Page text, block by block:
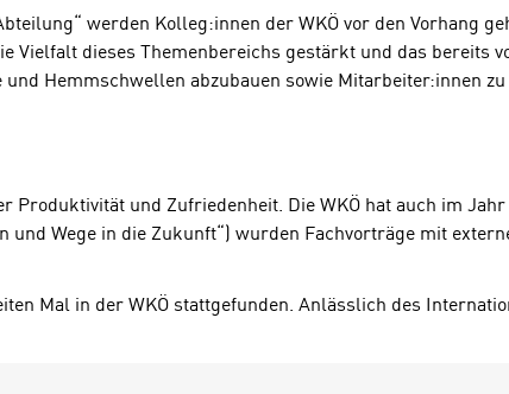
werden Kolleg:innen der WKÖ vor den Vorhang
dieses Themenbereichs gestärkt und das bereits
Hemmschwellen abzubauen sowie Mitarbeiter:innen
und Zufriedenheit. Die WKÖ hat auch im Jahr
Wege in die Zukunft“) wurden Fachvorträge mit
Mal in der WKÖ stattgefunden. Anlässlich des